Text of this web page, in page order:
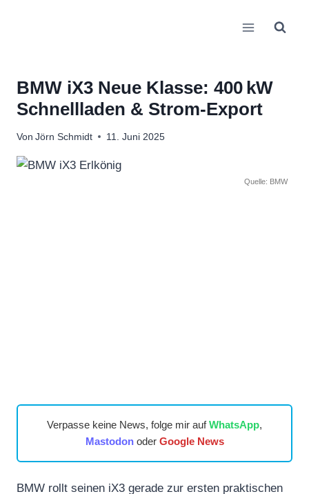
BMW iX3 Neue Klasse: 400 kW
Schnellladen & Strom‑Export
Von Jörn Schmidt 11. Juni 2025
Quelle: BMW
Verpasse keine News, folge mir aufWhatsApp,
Mastodonoder Google News
BMW rollt seinen iX3 gerade zur ersten praktischen